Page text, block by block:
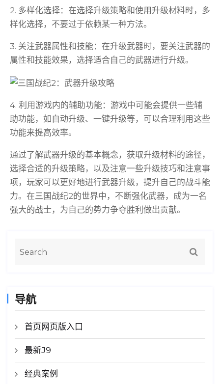
2. 多样化选择：在选择升级策略和使用升级材料时，多
样化选择，不要过于依赖某一种方法。
3. 关注武器属性和技能：在升级武器时，要关注武器的
属性和技能效果，选择适合自己的武器进行升级。
4. 利用游戏内的辅助功能：游戏中可能会提供一些辅
助功能，如自动升级、一键升级等，可以合理利用这些
功能来提高效率。
通过了解武器升级的基本概念，获取升级材料的途径，
选择合适的升级策略，以及注意一些升级技巧和注意事
项，玩家可以更好地进行武器升级，提升自己的战斗能
力。在三国战纪2的世界中，不断强化武器，成为一名
强大的战士，为自己的势力争夺胜利做出贡献。
导航
首页网页版入口
最新J9
经典案例